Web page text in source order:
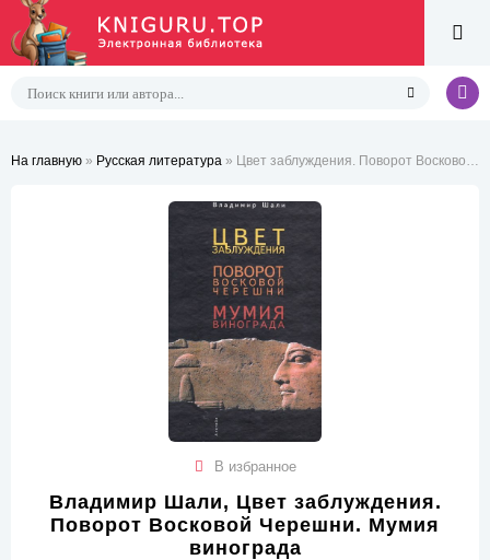
На главную » Русская литература » Цвет заблуждения. Поворот Восковой Черешни. Мумия винограда
В избранное
Владимир Шали, Цвет заблуждения.
Поворот Восковой Черешни. Мумия
винограда